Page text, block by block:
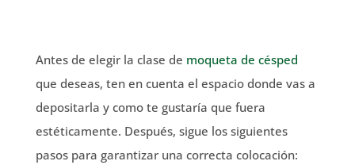
Antes de elegir la clase de moqueta de césped
que deseas, ten en cuenta el espacio donde vas a
depositarla y como te gustaría que fuera
estéticamente. Después, sigue los siguientes
pasos para garantizar una correcta colocación: